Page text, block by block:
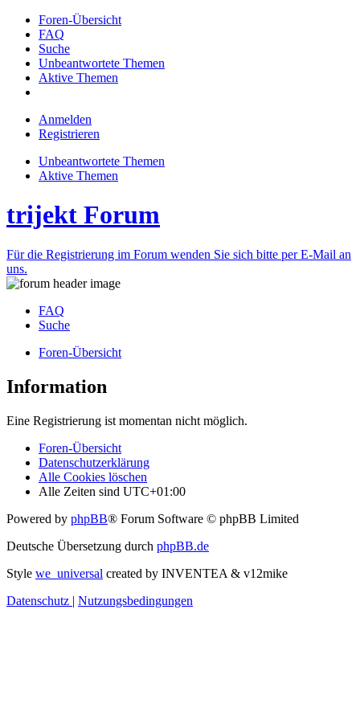
Foren-Übersicht
FAQ
Suche
Unbeantwortete Themen
Aktive Themen
Anmelden
Registrieren
Unbeantwortete Themen
Aktive Themen
trijekt Forum
Für die Registrierung im Forum wenden Sie sich bitte per E-Mail an
uns.
FAQ
Suche
Foren-Übersicht
Information
Eine Registrierung ist momentan nicht möglich.
Foren-Übersicht
Datenschutzerklärung
Alle Cookies löschen
Alle Zeiten sind UTC+01:00
Powered by phpBB® Forum Software © phpBB Limited
Deutsche Übersetzung durch phpBB.de
Style we_universal created by INVENTEA & v12mike
Datenschutz | Nutzungsbedingungen